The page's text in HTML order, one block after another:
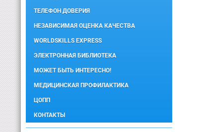
ТЕЛЕФОН ДОВЕРИЯ
НЕЗАВИСИМАЯ ОЦЕНКА КАЧЕСТВА
WORLDSKILLS EXPRESS
ЭЛЕКТРОННАЯ БИБЛИОТЕКА
МОЖЕТ БЫТЬ ИНТЕРЕСНО!
МЕДИЦИНСКАЯ ПРОФИЛАКТИКА
ЦОПП
КОНТАКТЫ